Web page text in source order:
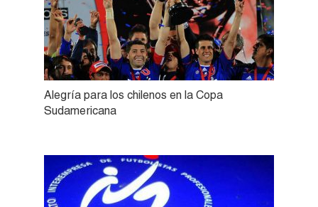
Alegría para los chilenos en la Copa
Sudamericana